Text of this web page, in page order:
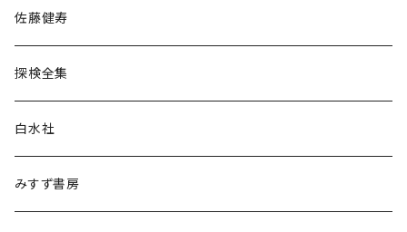
民族・風習
言語・ことば
佐藤健寿
探検全集
白水社
みすず書房